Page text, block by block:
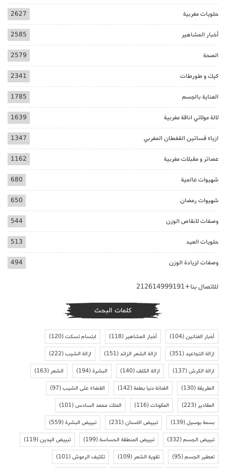
حلويات مغربية 2627
أخبار المشاهير 2585
الصحة 2579
كيك و طورطات 2341
العناية بالجسم 1785
لالة مولاتي اناقة مغربية 1639
ازياء فساتين القفطان المغربي 1347
عصائر و مقبلات مغربية 1162
شهيوات عالمية 680
شهيوات رمضان 650
وصفات لانقاص الوزن 544
حلويات العيد 513
وصفات لزيادة الوزن 494
للاتصال بنا+212614999191
كلمات البحث
أخبار الفنانين(104) أخبار المشاهير(118) ابتسام تسكت(120)
ازالة التجاعيد(351) ازالة الشعر الزائد(151) ازالة الشيب(222)
ازالة الكرش(137) ازالة الكلف(140) البشرة(194) الشعر(163)
الطريقة(130) الفنانة دنيا بطمة(142) القضاء على الشيب(97)
المقادير(223) المكونات(116) الملك محمد السادس(101)
بسمة بوسيل(139) تبييض الاسنان(231) تبييض البشرة(559)
تبييض الجسم(332) تبييض المنطقة الحساسة(199) تبييض اليدين(119)
تعطير الجسم(95) تقوية الشعر(109) تكثيف الرموش(101)